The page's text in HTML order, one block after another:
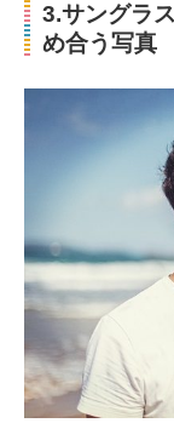
3.サングラ
め合う写真